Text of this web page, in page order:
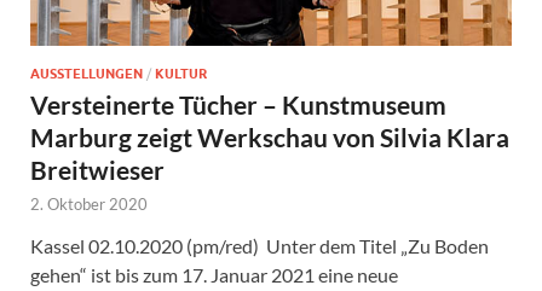
AUSSTELLUNGEN / KULTUR
Versteinerte Tücher – Kunstmuseum
Marburg zeigt Werkschau von Silvia Klara
Breitwieser
2. Oktober 2020
Kassel 02.10.2020 (pm/red) Unter dem Titel „Zu Boden
gehen“ ist bis zum 17. Januar 2021 eine neue